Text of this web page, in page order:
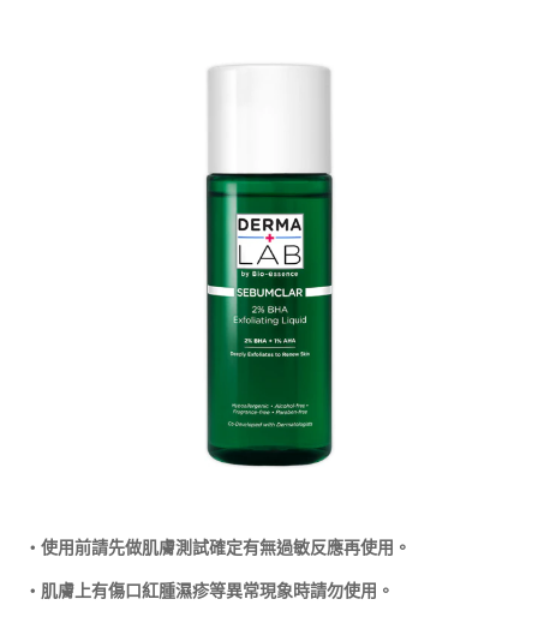
‧ 使用前請先做肌膚測試確定有無過敏反應再使用。
‧ 肌膚上有傷口紅腫濕疹等異常現象時請勿使用。